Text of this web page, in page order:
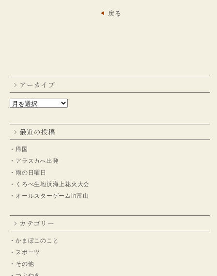
戻る
アーカイブ
最近の投稿
帰国
アラスカへ出発
雨の日曜日
くろべ生地浜海上花火大会
オールスターゲームin富山
カテゴリー
かまぼこのこと
スポーツ
その他